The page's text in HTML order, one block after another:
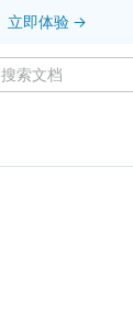
立即体验 →